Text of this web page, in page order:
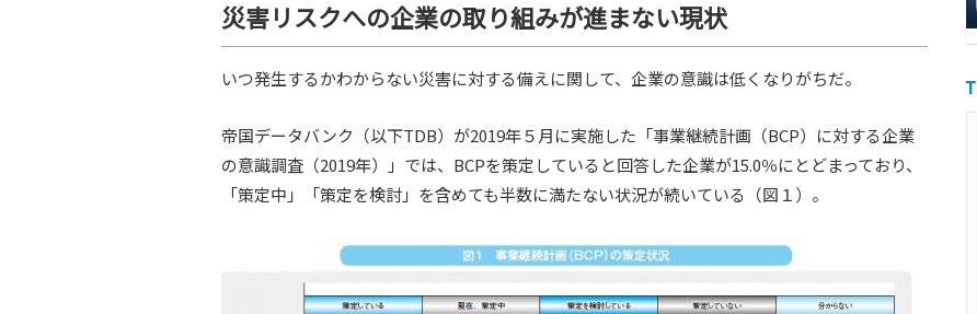
災害リスクへの企業の取り組みが進まない現状
いつ発生するかわからない災害に対する備えに関して、企業の意識は低くなりがちだ。
帝国データバンク（以下TDB）が2019年５月に実施した「事業継続計画（BCP）に対する企業
の意識調査（2019年）」では、BCPを策定していると回答した企業が15.0％にとどまっており、
「策定中」「策定を検討」を含めても半数に満たない状況が続いている（図１）。